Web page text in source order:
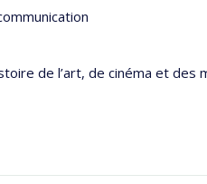
de l’art, de cinéma et des